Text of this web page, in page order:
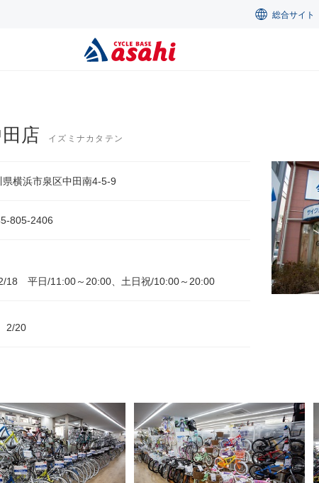
総合サイト
店 イズミナカタテン
横浜市泉区中田南4-5-9
805-2406
18 平日/11:00～20:00、土日祝/10:00～20:00
2/20